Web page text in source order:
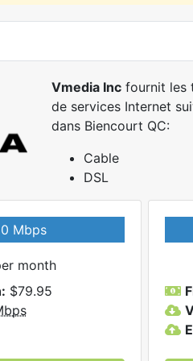
Vmedia Incfournit les
de services Internet
dans Biencourt QC:
Cable
DSL
Mbps
month
$79.95